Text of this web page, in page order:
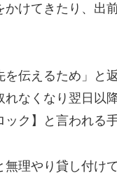
けてきたり、出
伝えるため」と
なくなり翌日以
ク】と言われる手
理やり貸し付け